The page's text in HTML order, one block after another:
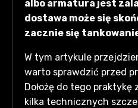
mieć szybki
komin podziemny
Praktycznie:
potwierdź termin
uniknąć kosztów
(uzgodnij opłaty w
albo armatura jest
dostawa może się
zacznie się
W tym artykule
warto sprawdzić przed
Dołożę do tego praktykę
kilka technicznych